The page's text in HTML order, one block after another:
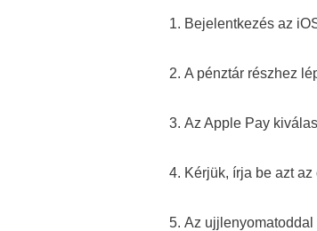
Bejelentkezés az
A pénztár részhez
Az Apple Pay
Kérjük, írja be azt
Az ujjlenyomatoddal